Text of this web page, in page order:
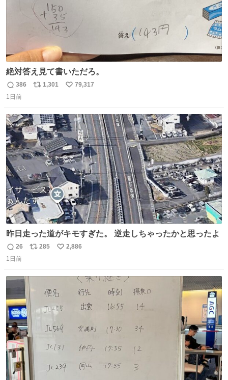
絶対答え見て書いただろ。
返
信
386
リ
ト
数
1,301
い
数
79,317
1日前
昨日走った道がキモすぎた。 逆走しちゃったかと思ったよ
返
信
26
リ
ト
数
285
い
2,886
1日前